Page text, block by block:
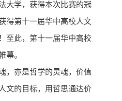
大学，获得本次比赛的冠
得第十一届华中高校人文
至此，第十一届华中高校
幕。
，亦是哲学的灵魂，价值
文的目标，用哲思通达价